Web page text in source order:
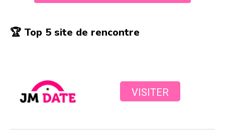
🏆 Top 5 site de rencontre
VISITER